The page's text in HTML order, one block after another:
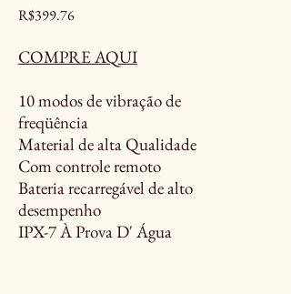
R$399.76Price
COMPRE AQUI
10 modos de vibração de
freqüência
Material de alta Qualidade
Com controle remoto
Bateria recarregável de alto
desempenho
IPX-7 À Prova D' Água